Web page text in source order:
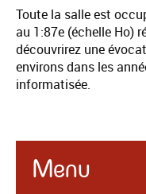
Toute la salle est
au 1:87e (échelle Ho)
découvrirez une
environs dans les
informatisée.
Menu